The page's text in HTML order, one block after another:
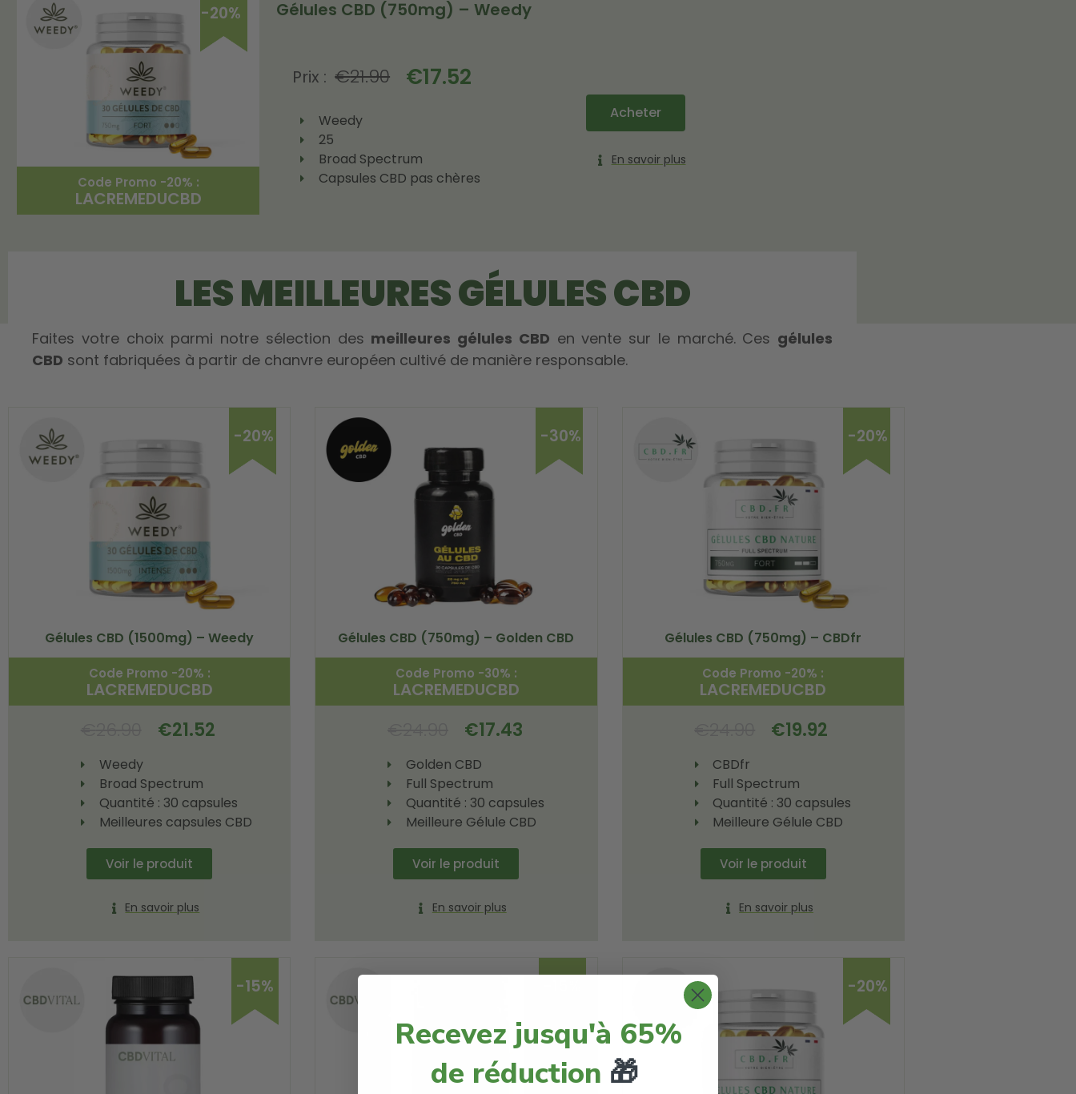
-20%
Code Promo -20% :
LACREMEDUCBD
Gélules CBD (750mg) – Weedy
Prix : €21.90 €17.52
Weedy
25
Broad Spectrum
Capsules CBD pas chères
Acheter
En savoir plus
LES MEILLEURES GÉLULES CBD
Faites votre choix parmi notre sélection des meilleures gélules CBD en vente sur le marché. Ces gélules
CBD sont fabriquées à partir de chanvre européen cultivé de manière responsable.
-20%
Gélules CBD (1500mg) – Weedy
Code Promo -20% :
LACREMEDUCBD
€21.52
Weedy
Broad Spectrum
Quantité : 30 capsules
Meilleures capsules CBD
Voir le produit
En savoir plus
-30%
Gélules CBD (750mg) – Golden CBD
Code Promo -30% :
LACREMEDUCBD
€17.43
Golden CBD
Full Spectrum
Quantité : 30 capsules
Meilleure Gélule CBD
Voir le produit
En savoir plus
-20%
Gélules CBD (750mg) – CBDfr
Code Promo -20% :
LACREMEDUCBD
€19.92
CBDfr
Full Spectrum
Quantité : 30 capsules
Meilleure Gélule CBD
Voir le produit
En savoir plus
-15% -20%
Recevez jusqu'à 65%
de réduction 🎁